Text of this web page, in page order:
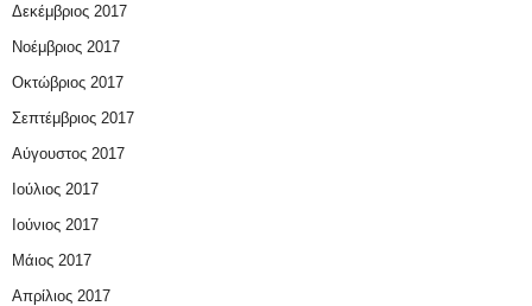
Δεκέμβριος 2017
Νοέμβριος 2017
Οκτώβριος 2017
Σεπτέμβριος 2017
Αύγουστος 2017
Ιούλιος 2017
Ιούνιος 2017
Μάιος 2017
Απρίλιος 2017